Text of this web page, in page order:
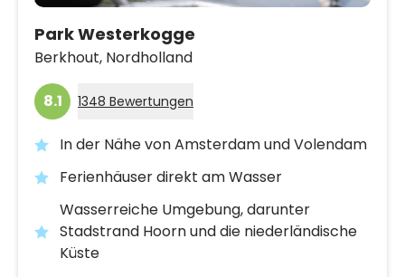
Park Westerkogge
Berkhout, Nordholland
8.1 1348 Bewertungen
In der Nähe von Amsterdam und Volendam
Ferienhäuser direkt am Wasser
Wasserreiche Umgebung, darunter
Stadstrand Hoorn und die niederländische
Küste